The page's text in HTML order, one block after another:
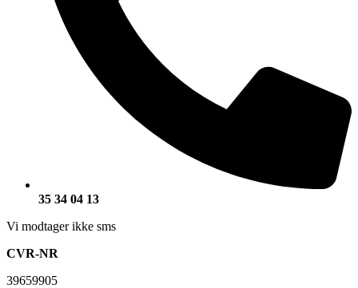
35 34 04 13
Vi modtager ikke sms
CVR-NR
39659905